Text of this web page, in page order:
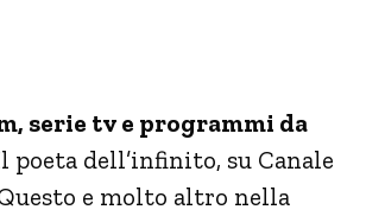
serie tv e programmi da
poeta dell’infinito, su Canale
e molto altro nella